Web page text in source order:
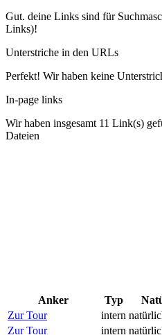
Gut. deine Links sind für
Links)!
Unterstriche in den URLs
Perfekt! Wir haben keine
In-page links
Wir haben insgesamt 11 Link(s)
Dateien
Anker Typ
Zur Tour
intern
Zur Tour
intern